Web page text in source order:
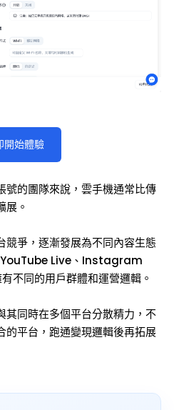
開始體驗
號的團隊來說，雲手機通常比傳
展。
競爭，逐漸發展為不同內容生態
YouTube Live、Instagram
不同的用戶群體和運營邏輯。
其同時在多個平台分散精力，不
的平台，跑通變現邏輯後再拓展